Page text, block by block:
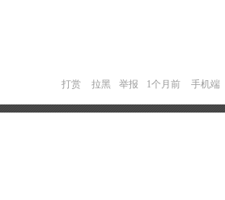
打赏 拉黑 举报 1个月前 手机端